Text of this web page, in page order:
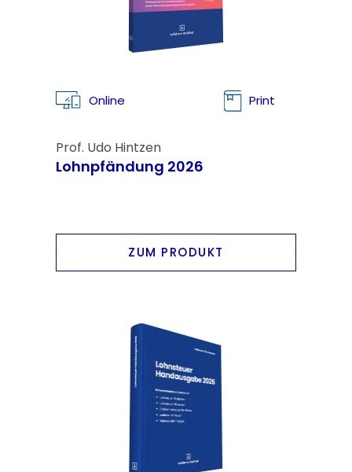
Online Print
Prof. Udo Hintzen
Lohnpfändung 2026
ZUM PRODUKT